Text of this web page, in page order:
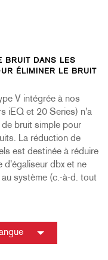
BRUIT DANS LES
ÉLIMINER LE BRUIT
V intégrée à nos
iEQ et 20 Series) n'a
bruit simple pour
La réduction de
est destinée à réduire
d'égaliseur dbx et ne
système (c.-à-d. tout